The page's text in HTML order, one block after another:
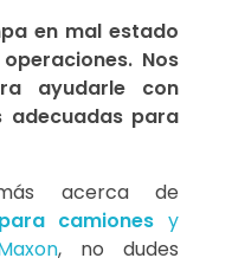
en mal estado
Nos
ayudarle con
adecuadas para
acerca de
camiones y
, no dudes